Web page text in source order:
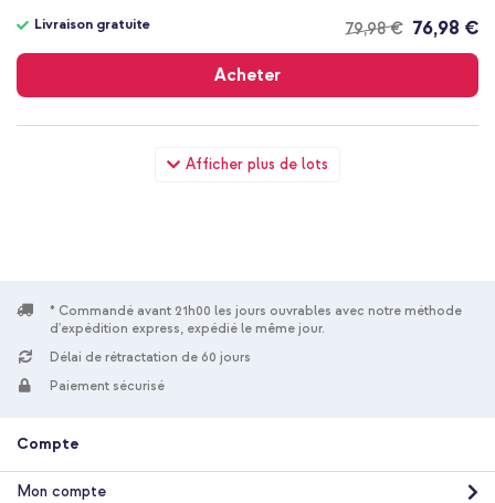
Afficher plus de lots
79,98 €
Livraison gratuite 76,98 €
Acheter
gratuite
SP Connect Support de téléphone Stem Mount Pro pour vélo
pour coques SPC+ - Noir + Aura Pro Écouteurs intra-
gratuite
* Commandé avant 21h00 les jours ouvrables avec notre méthode
d'expédition express, expédié le même jour.
Délai de rétractation de 60 jours
Paiement sécurisé
Compte
Mon compte